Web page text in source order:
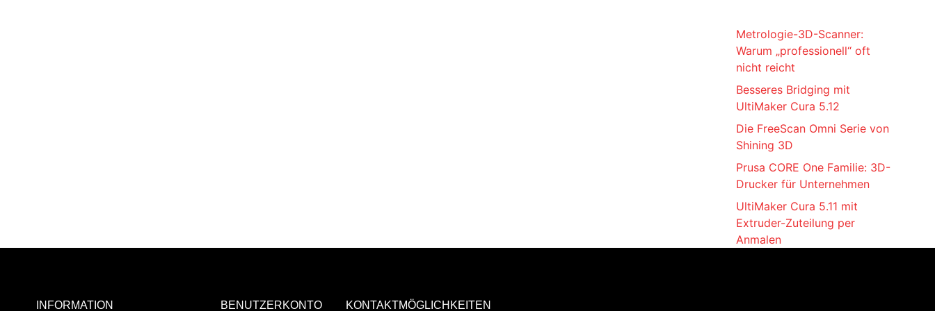
Metrologie-3D-Scanner:
Warum „professionell“ oft
nicht reicht
Besseres Bridging mit
UltiMaker Cura 5.12
Die FreeScan Omni Serie von
Shining 3D
Prusa CORE One Familie: 3D-
Drucker für Unternehmen
UltiMaker Cura 5.11 mit
Extruder-Zuteilung per
Anmalen
INFORMATION BENUTZERKONTO KONTAKTMÖGLICHKEITEN